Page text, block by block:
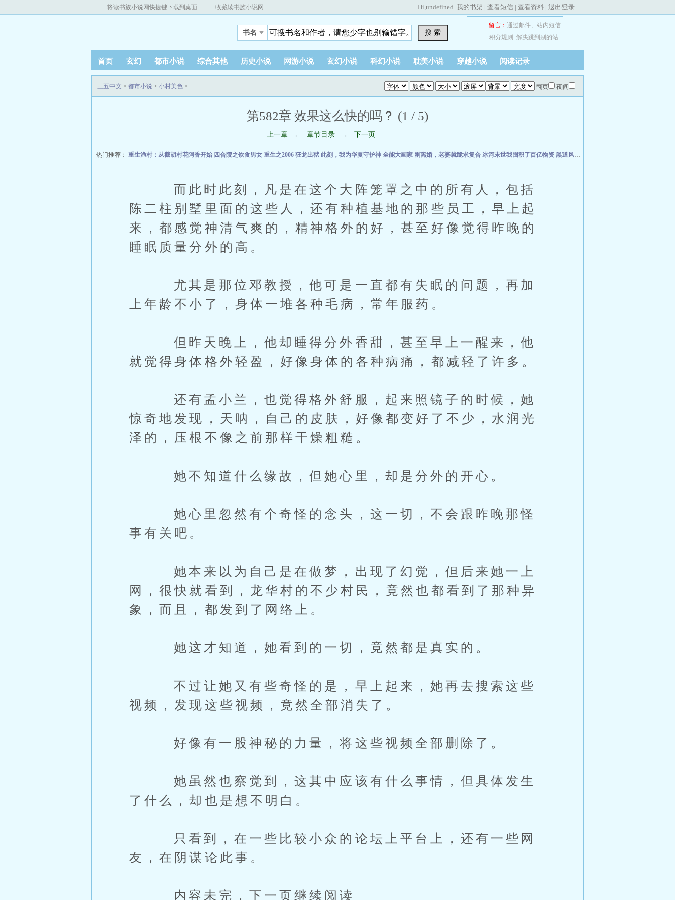
将读书族小说网快捷键下载到桌面 收藏读书族小说网 Hi,undefined 我的书架 | 查看短信 | 查看资料 | 退出登录
书名 搜 索
留言： 通过邮件、 站内短信
积分规则
解决跳到别的站
首页 玄幻 都市小说 综合其他 历史小说 网游小说 玄幻小说 科幻小说 耽美小说 穿越小说 阅读记录
翻页 夜间
三五中文 > 都市小说 > 小村美色 >
第582章 效果这么快的吗？ (1 / 5)
上一章 ← 章节目录 → 下一页
热门推荐： 重生渔村：从截胡村花阿香开始 四合院之饮食男女 重生之2006 狂龙出狱 此刻，我为华夏守护神 全能大画家 刚离婚，老婆就跪求复合 冰河末世我囤积了百亿物资 黑道风云江湖路
而此时此刻，凡是在这个大阵笼罩之中的所有人，包括
陈二柱别墅里面的这些人，还有种植基地的那些员工，早上起
来，都感觉神清气爽的，精神格外的好，甚至好像觉得昨晚的
睡眠质量分外的高。
尤其是那位邓教授，他可是一直都有失眠的问题，再加
上年龄不小了，身体一堆各种毛病，常年服药。
但昨天晚上，他却睡得分外香甜，甚至早上一醒来，他
就觉得身体格外轻盈，好像身体的各种病痛，都减轻了许多。
还有孟小兰，也觉得格外舒服，起来照镜子的时候，她
惊奇地发现，天呐，自己的皮肤，好像都变好了不少，水润光
泽的，压根不像之前那样干燥粗糙。
她不知道什么缘故，但她心里，却是分外的开心。
她心里忽然有个奇怪的念头，这一切，不会跟昨晚那怪
事有关吧。
她本来以为自己是在做梦，出现了幻觉，但后来她一上
网，很快就看到，龙华村的不少村民，竟然也都看到了那种异
象，而且，都发到了网络上。
她这才知道，她看到的一切，竟然都是真实的。
不过让她又有些奇怪的是，早上起来，她再去搜索这些
视频，发现这些视频，竟然全部消失了。
好像有一股神秘的力量，将这些视频全部删除了。
她虽然也察觉到，这其中应该有什么事情，但具体发生
了什么，却也是想不明白。
只看到，在一些比较小众的论坛上平台上，还有一些网
友，在阴谋论此事。
内容未完，下一页继续阅读